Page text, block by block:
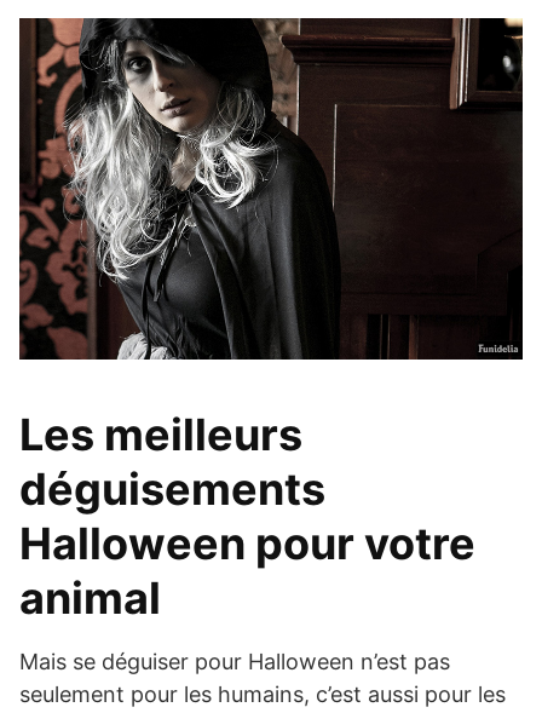
Les meilleurs
déguisements
Halloween pour votre
animal
Mais se déguiser pour Halloween n’est pas
seulement pour les humains, c’est aussi pour les